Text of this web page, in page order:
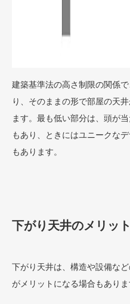
建築基準法の高さ制限の関係
り、そのままの形で部屋の天
ます。最も低い部分は、頭が
もあり、ときにはユニークな
もあります。
下がり天井のメリット
下がり天井は、構造や設備な
がメリットになる場合もありま